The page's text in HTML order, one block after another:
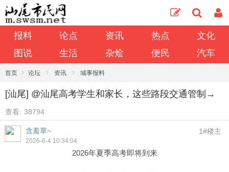
报料 论点 资讯 热点
文化
图说
生活 杂烩 便民 汽车
首页 › 论坛 › 资讯 › 城事报料
[汕尾] @汕尾高考学生和家长，这些路段交通管制→
查看: 38794
含羞草~
2026-6-4 10:34:04
1#楼主
2026年夏季高考即将到来